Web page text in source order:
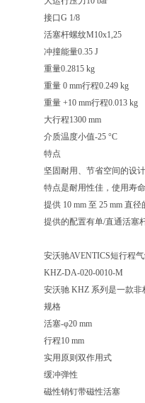
接口G 1/8
活塞杆螺纹M10x1,25
冲撞能量0.35 J
重量0.2815 kg
重量 0 mm行程0.249 kg
重量 +10 mm行程0.013 kg
大行程1300 mm
介质温度小值-25 °C
特点
坚固耐用、节省空间的设计
特点是耐用性佳，使用寿
提供 10 mm 至 25 mm 直径
提供的配置有单/直通活塞
安沃驰AVENTICS短行程
KHZ-DA-020-0010-M
安沃驰 KHZ 系列是一款
规格
活塞-φ20 mm
行程10 mm
实用原则双作用式
缓冲弹性
磁性销钉带磁性活塞